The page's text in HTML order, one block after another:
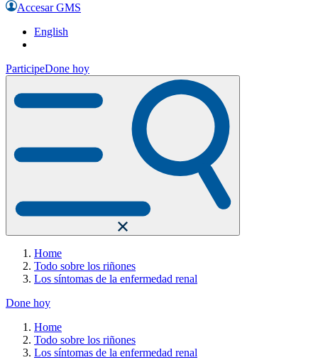
Accesar GMS
English
ParticipeDone hoy
Home
Todo sobre los riñones
Los síntomas de la enfermedad renal
Done hoy
Home
Todo sobre los riñones
Los síntomas de la enfermedad renal